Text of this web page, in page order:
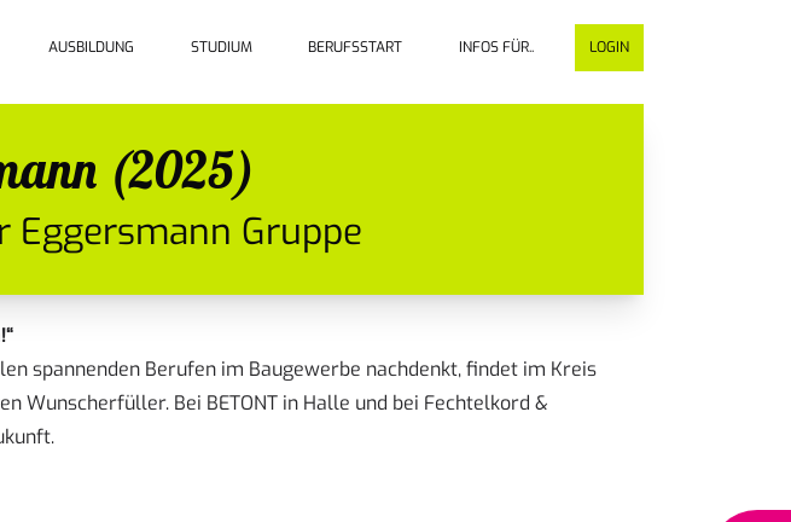
AUSBILDUNG STUDIUM BERUFSSTART INFOS FÜR.. LOGIN
(2025)
Eggersmann Gruppe
spannenden Berufen im Baugewerbe nachdenkt, findet im Kreis
Wunscherfüller. Bei BETONT in Halle und bei Fechtelkord &